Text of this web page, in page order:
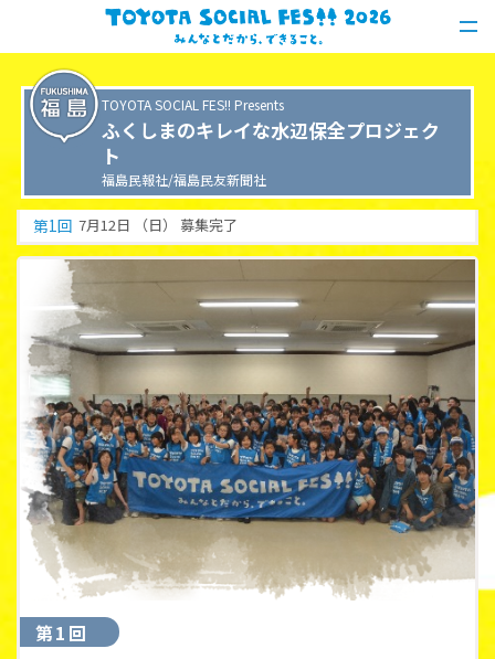
TOYOTA SOCIAL FES!! Presents
ふくしまのキレイな水辺保全プロジェク
ト
福島民報社/福島民友新聞社
第1回 7月12日 （日） 募集完了
第1回